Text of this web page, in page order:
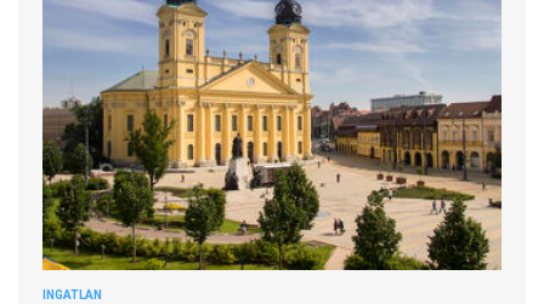
INGATLAN